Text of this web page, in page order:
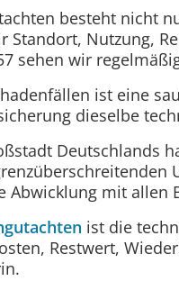
besteht nicht
Standort, Nutzung,
sehen wir
ist eine
dieselbe
Deutschlands
Abwicklung mit allen
ist die
Restwert,